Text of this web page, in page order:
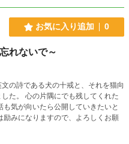
お気に入り追加 0
れないで～
の詩である犬の十戒と、それを猫向
てくれた